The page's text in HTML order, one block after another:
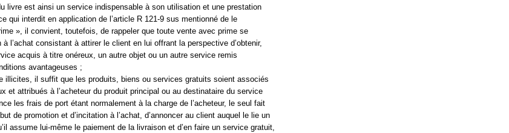
livre est ainsi un service indispensable à son utilisation et une prestation
qui interdit en application de l’article R 121-9 sus mentionné de le
», il convient, toutefois, de rappeler que toute vente avec prime se
à l’achat consistant à attirer le client en lui offrant la perspective d’obtenir,
acquis à titre onéreux, un autre objet ou un autre service remis
avantageuses ;
illicites, il suffit que les produits, biens ou services gratuits soient associés
et attribués à l’acheteur du produit principal ou au destinataire du service
les frais de port étant normalement à la charge de l’acheteur, le seul fait
de promotion et d’incitation à l’achat, d’annoncer au client auquel le lie un
assume lui-même le paiement de la livraison et d’en faire un service gratuit,